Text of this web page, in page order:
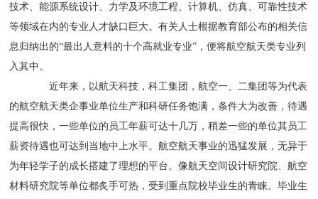
技术、能源系统设计、力学及环境工程、计算机、仿真、可靠性技术
等领域在内的专业人才缺口巨大。有关人士根据教育部公布的相关信
息归纳出的“最出人意料的十个高就业专业”，便将航空航天类专业列
入其中。
近年来，以航天科技，科工集团，航空一、二集团等为代表
的航空航天类企事业单位生产和科研任务饱满，条件大为改善，待遇
提高很快，一些单位的员工年薪可达十几万，稍差一些的单位其员工
薪资待遇也可达到当地中上水平。航空航天事业的迅猛发展，无异于
为年轻学子的成长搭建了理想的平台。像航天空间设计研究院、航空
材料研究院等单位都炙手可热，受到重点院校毕业生的青睐。毕业生